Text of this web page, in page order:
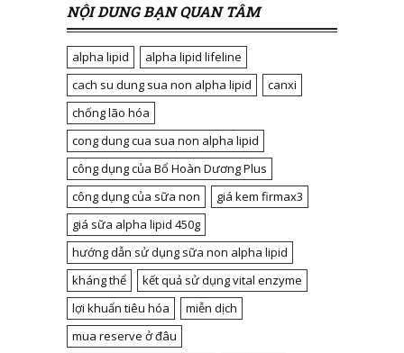
NỘI DUNG BẠN QUAN TÂM
alpha lipid
alpha lipid lifeline
cach su dung sua non alpha lipid
canxi
chống lão hóa
cong dung cua sua non alpha lipid
công dụng của Bổ Hoàn Dương Plus
công dụng của sữa non
giá kem firmax3
giá sữa alpha lipid 450g
hướng dẫn sử dụng sữa non alpha lipid
kháng thể
kết quả sử dụng vital enzyme
lợi khuẩn tiêu hóa
miễn dịch
mua reserve ở đâu